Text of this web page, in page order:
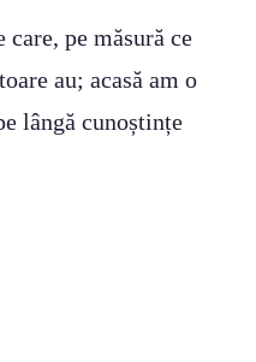
pe măsură ce
au; acasă am o
lângă cunoștințe